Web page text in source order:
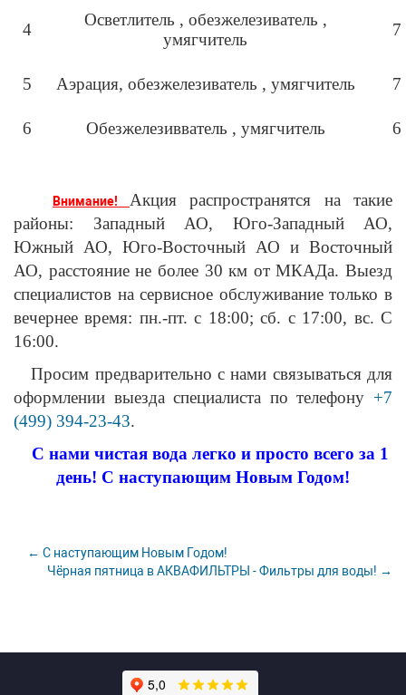
4
Осветлитель , обезжелезиватель ,
умягчитель
7
5 Аэрация, обезжелезиватель , умягчитель 7
6 Обезжелезивватель , умягчитель 6
Внимание!
Акция распространятся на такие
районы: Западный АО, Юго-Западный АО,
Южный АО, Юго-Восточный АО и Восточный
АО, расстояние не более 30 км от МКАДа. Выезд
специалистов на сервисное обслуживание только в
вечернее время: пн.-пт. с 18:00; сб. с 17:00, вс. С
16:00.
Просим предварительно с нами связываться для
оформлении выезда специалиста по телефону +7
(499) 394-23-43.
С нами чистая вода легко и просто всего за 1
день! С наступающим Новым Годом!
← С наступающим Новым Годом!
Чёрная пятница в АКВАФИЛЬТРЫ - Фильтры для воды! →